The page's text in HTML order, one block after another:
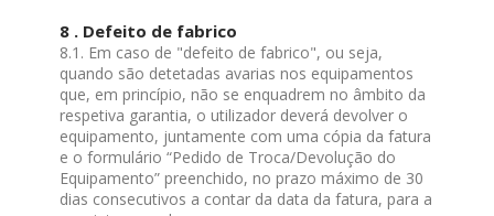
8 . Defeito de fabrico
8.1. Em caso de "defeito de fabrico", ou seja,
quando são detetadas avarias nos equipamentos
que, em princípio, não se enquadrem no âmbito da
respetiva garantia, o utilizador deverá devolver o
equipamento, juntamente com uma cópia da fatura
e o formulário “Pedido de Troca/Devolução do
Equipamento” preenchido, no prazo máximo de 30
dias consecutivos a contar da data da fatura, para a